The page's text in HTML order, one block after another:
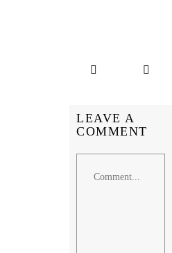
LEAVE A
COMMENT